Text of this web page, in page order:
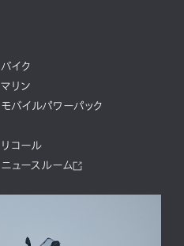
バイク
マリン
モバイルパワーパック
リコール
ニュースルーム